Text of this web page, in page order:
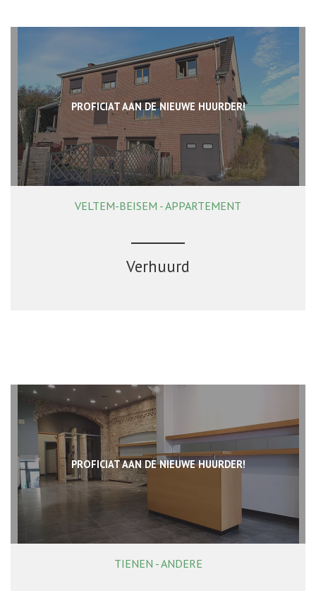
PROFICIAT AAN DE NIEUWE HUURDER!
75 m² 1 1 Ja
VELTEM-BEISEM - APPARTEMENT
Verhuurd
PROFICIAT AAN DE NIEUWE HUURDER!
64 m²
TIENEN - ANDERE